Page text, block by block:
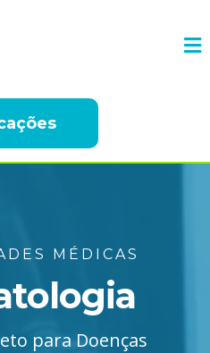
MÉDICAS
para Doenças